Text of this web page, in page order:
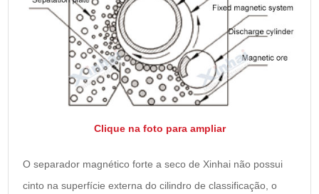
Clique na foto para ampliar
O separador magnético forte a seco de Xinhai não possui
cinto na superfície externa do cilindro de classificação, o